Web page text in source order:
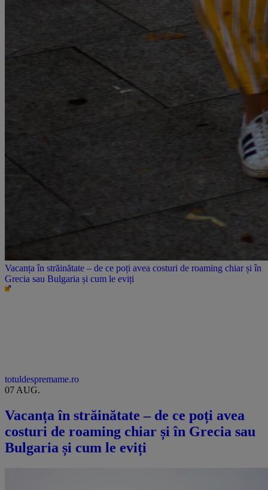
Vacanța în străinătate – de ce poți avea costuri de roaming chiar și în
Grecia sau Bulgaria și cum le eviți
totuldespremame.ro
07 AUG.
Vacanța în străinătate – de ce poți avea
costuri de roaming chiar și în Grecia sau
Bulgaria și cum le eviți